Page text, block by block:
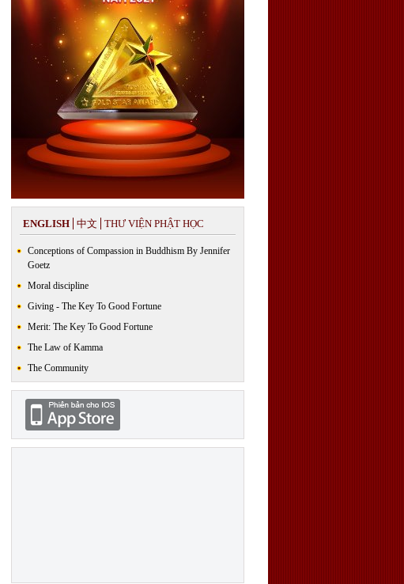
ENGLISH 中文 THƯ VIỆN PHẬT HỌC
Conceptions of Compassion in Buddhism By Jennifer
Goetz
Moral discipline
Giving - The Key To Good Fortune
Merit: The Key To Good Fortune
The Law of Kamma
The Community